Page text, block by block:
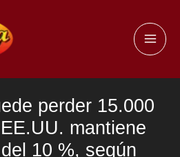
perder 15.000
mantiene
10 %, según